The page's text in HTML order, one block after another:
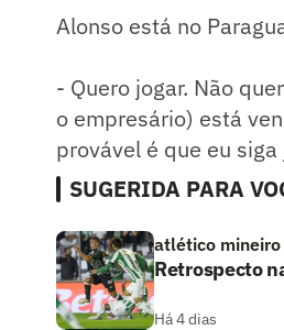
Alonso está no
- Quero jogar. Não
o empresário) está
provável é que eu
SUGERIDA PARA
atlético mineiro
Retrospecto
Há 4 dias